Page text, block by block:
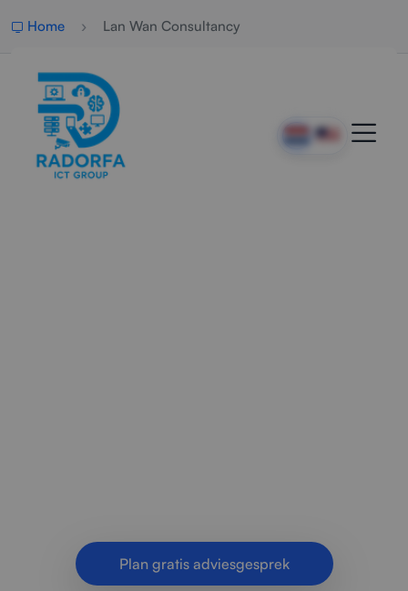
Home Lan Wan Consultancy
Plan gratis adviesgesprek